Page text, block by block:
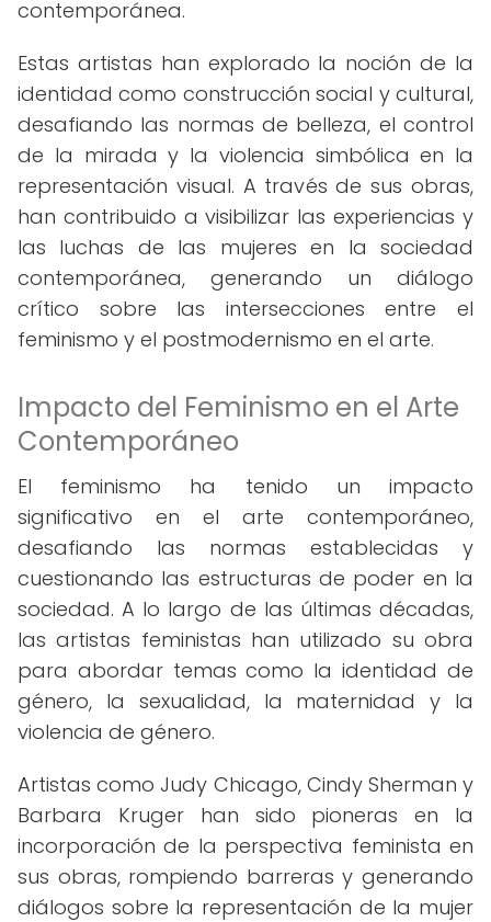
contemporánea.
Estas artistas han explorado la noción de la
identidad como construcción social y cultural,
desafiando las normas de belleza, el control
de la mirada y la violencia simbólica en la
representación visual. A través de sus obras,
han contribuido a visibilizar las experiencias y
las luchas de las mujeres en la sociedad
contemporánea, generando un diálogo
crítico sobre las intersecciones entre el
feminismo y el postmodernismo en el arte.
Impacto del Feminismo en el Arte
Contemporáneo
El feminismo ha tenido un impacto
significativo en el arte contemporáneo,
desafiando las normas establecidas y
cuestionando las estructuras de poder en la
sociedad. A lo largo de las últimas décadas,
las artistas feministas han utilizado su obra
para abordar temas como la identidad de
género, la sexualidad, la maternidad y la
violencia de género.
Artistas como Judy Chicago, Cindy Sherman y
Barbara Kruger han sido pioneras en la
incorporación de la perspectiva feminista en
sus obras, rompiendo barreras y generando
diálogos sobre la representación de la mujer